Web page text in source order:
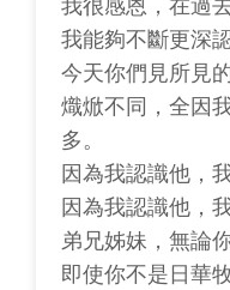
我能夠不斷更深
今天你們見所見
熾焮不同，全因
多。
因為我認識他，
因為我認識他，
弟兄姊妹，無論
即使你不是日華